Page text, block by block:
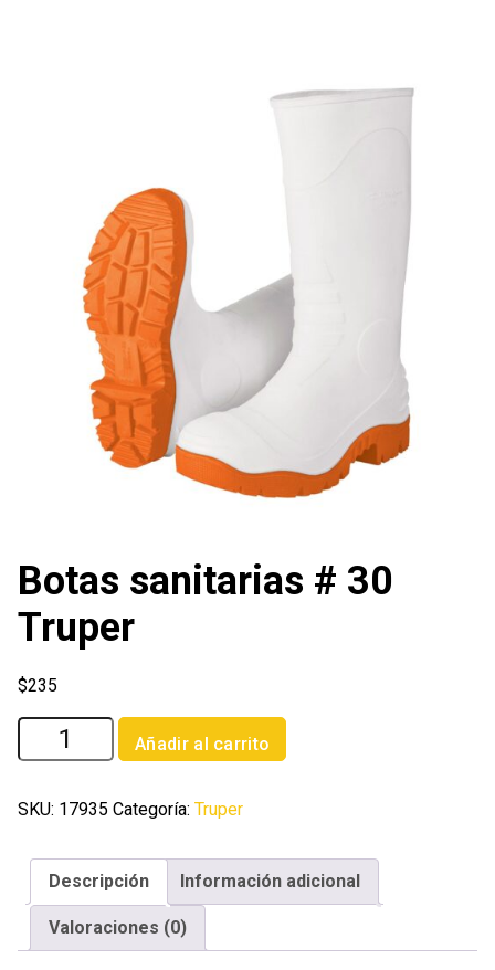
Botas sanitarias # 30
Truper
$235
Botas
sanitarias
30
cantidad
Añadir al carrito
SKU: 17935 Categoría: Truper
Descripción Información adicional
Valoraciones (0)